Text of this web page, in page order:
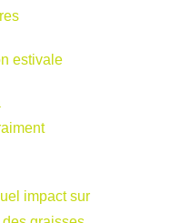
estivale
impact sur